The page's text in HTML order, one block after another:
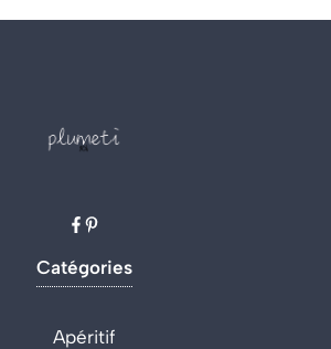
Catégories
Apéritif